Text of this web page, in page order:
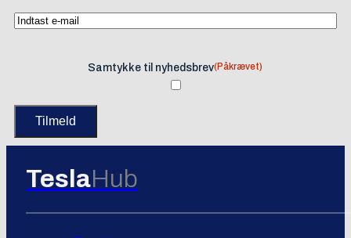
Samtykke til nyhedsbrev(Påkrævet)
TeslaHub